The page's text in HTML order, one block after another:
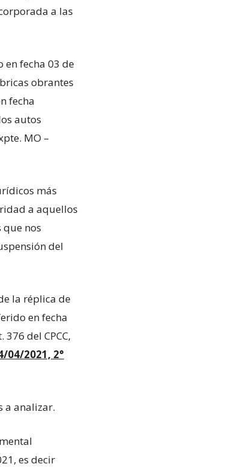
a las
fecha 03 de
obrantes
fecha
autos
MO –
más
a aquellos
nos
del
la réplica de
en fecha
del CPCC,
04/2021, 2°
a analizar.
es decir